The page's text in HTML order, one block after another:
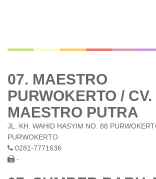
07. MAESTRO
PURWOKERTO / CV.
MAESTRO PUTRA
JL. KH. WAHID HASYIM NO. 88
PURWOKERTO
0281-7771636
-